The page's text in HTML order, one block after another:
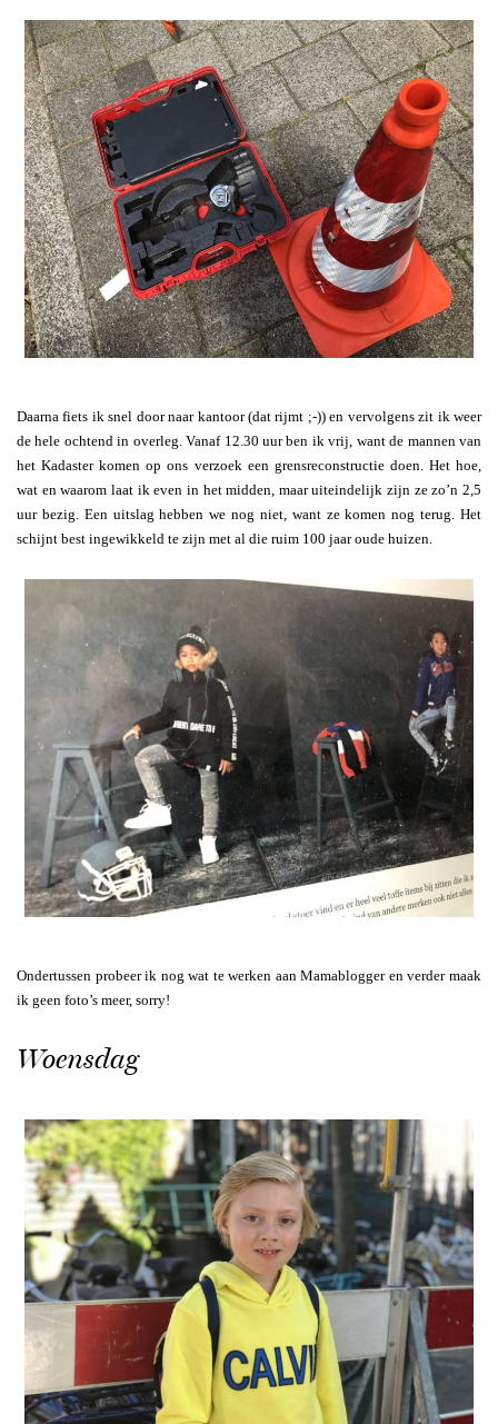
Daarna fiets ik snel door naar kantoor (dat rijmt ;-)) en vervolgens zit ik weer
de hele ochtend in overleg. Vanaf 12.30 uur ben ik vrij, want de mannen van
het Kadaster komen op ons verzoek een grensreconstructie doen. Het hoe,
wat en waarom laat ik even in het midden, maar uiteindelijk zijn ze zo’n 2,5
uur bezig. Een uitslag hebben we nog niet, want ze komen nog terug. Het
schijnt best ingewikkeld te zijn met al die ruim 100 jaar oude huizen.
Ondertussen probeer ik nog wat te werken aan Mamablogger en verder maak
ik geen foto’s meer, sorry!
Woensdag